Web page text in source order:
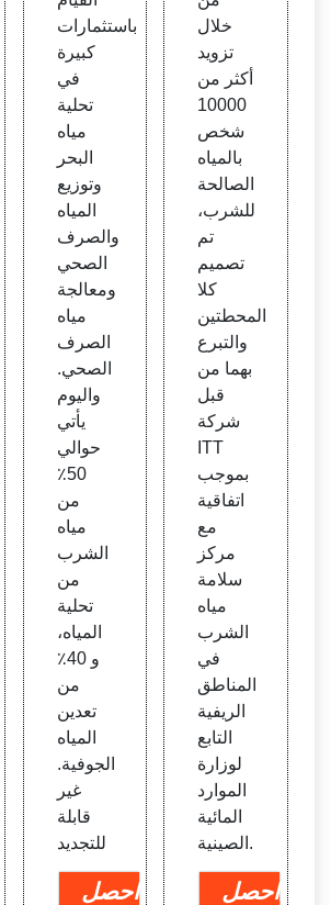
باستثمارات
كبيرة
في
تحلية
مياه
البحر
وتوزيع
المياه
والصرف
الصحي
ومعالجة
مياه
الصرف
الصحي.
واليوم
يأتي
حوالي
50٪
من
مياه
الشرب
من
تحلية
المياه،
و 40٪
من
تعدين
المياه
الجوفية.
غير
قابلة
للتجديد
احصل
خلال
تزويد
أكثر من
10000
شخص
بالمياه
الصالحة
للشرب،
تم
تصميم
كلا
المحطتين
والتبرع
بهما من
قبل
شركة
ITT
بموجب
اتفاقية
مع
مركز
سلامة
مياه
الشرب
في
المناطق
الريفية
التابع
لوزارة
الموارد
المائية
الصينية.
احصل